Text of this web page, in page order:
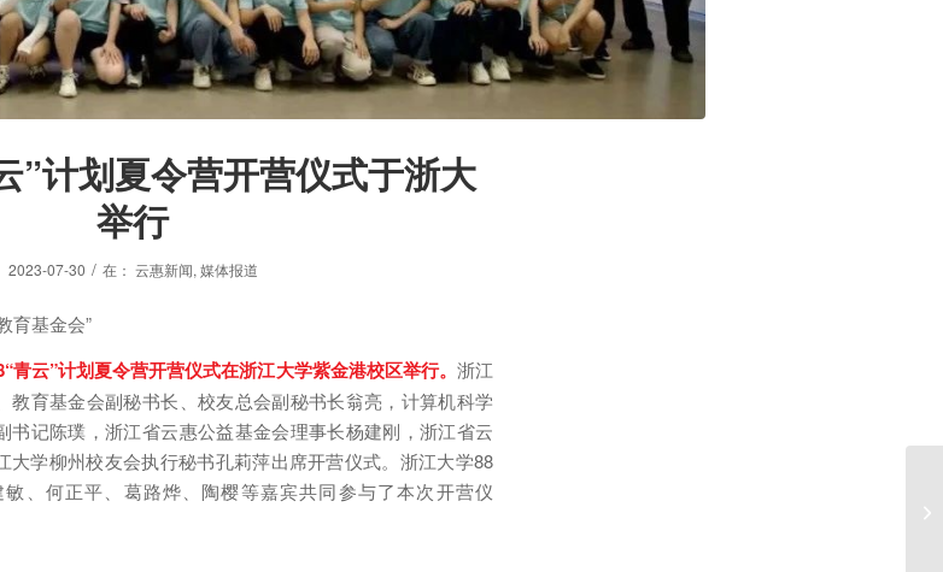
”计划夏令营开营仪式于浙大
举行
2023-07-30 / 在： 云惠新闻, 媒体报道
育基金会”
青云”计划夏令营开营仪式在浙江大学紫金港校区举行。 浙江
教育基金会副秘书长、校友总会副秘书长翁亮，计算机科学
书记陈璞，浙江省云惠公益基金会理事长杨建刚，浙江省云
大学柳州校友会执行秘书孔莉萍出席开营仪式。浙江大学88
、何正平、葛路烨、陶樱等嘉宾共同参与了本次开营仪